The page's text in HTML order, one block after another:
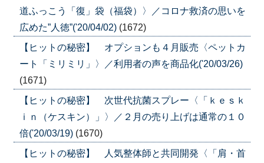
道ふっこう「復」袋（福袋）〉／コロナ救済の思いを
広めた”人徳”('20/04/02) (1672)
【ヒットの秘密】 オプションも４月販売〈ペットカ
ート「ミリミリ」〉／利用者の声を商品化('20/03/26)
(1671)
【ヒットの秘密】 次世代抗菌スプレー〈「ｋｅｓｋ
ｉｎ（ケスキン）」〉／２月の売り上げは通常の１０
倍('20/03/19) (1670)
【ヒットの秘密】 人気整体師と共同開発〈「肩・首